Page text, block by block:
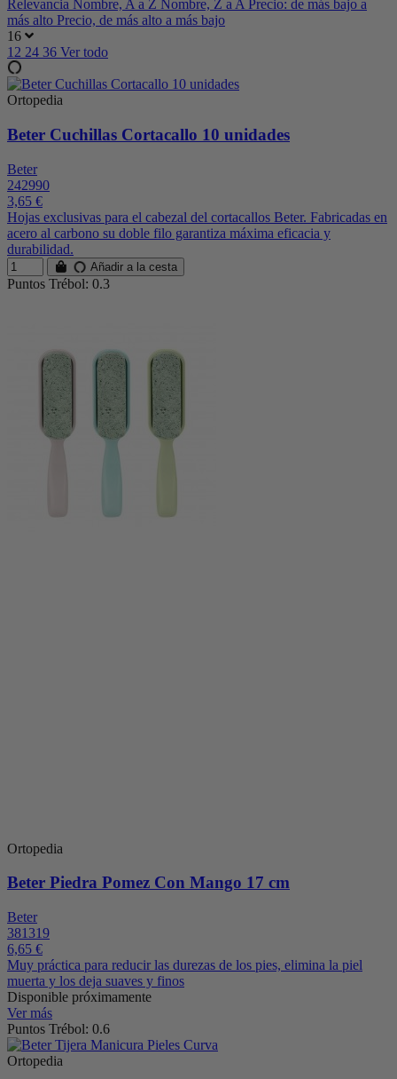
Relevancia Nombre, A a Z Nombre, Z a A Precio: de más bajo a
más alto Precio, de más alto a más bajo
16
12 24 36 Ver todo
Ortopedia
Beter Cuchillas Cortacallo 10 unidades
Beter
242990
3,65 €
Hojas exclusivas para el cabezal del cortacallos Beter. Fabricadas en
acero al carbono su doble filo garantiza máxima eficacia y
durabilidad.
Añadir a la cesta
Puntos Trébol: 0.3
Ortopedia
Beter Piedra Pomez Con Mango 17 cm
Beter
381319
6,65 €
Muy práctica para reducir las durezas de los pies, elimina la piel
muerta y los deja suaves y finos
Disponible próximamente
Ver más
Puntos Trébol: 0.6
Ortopedia